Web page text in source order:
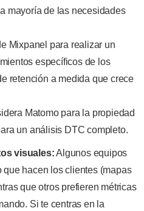
mayoría de las necesidades
Mixpanel para realizar un
específicos de los
retención a medida que crece
Matomo para la propiedad
un análisis DTC completo.
visuales:Algunos equipos
hacen los clientes (mapas
que otros prefieren métricas
Si te centras en la